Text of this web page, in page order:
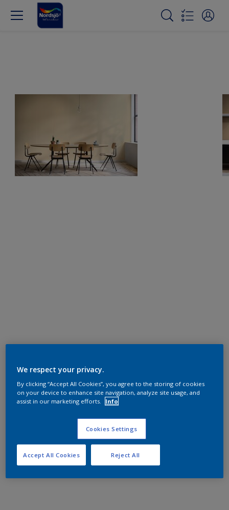
We respect your privacy.
By clicking “Accept All Cookies”, you agree to the storing of cookies
on your device to enhance site navigation, analyze site usage, and
assist in our marketing efforts.
Info
Cookies Settings
Reject All
Accept All Cookies